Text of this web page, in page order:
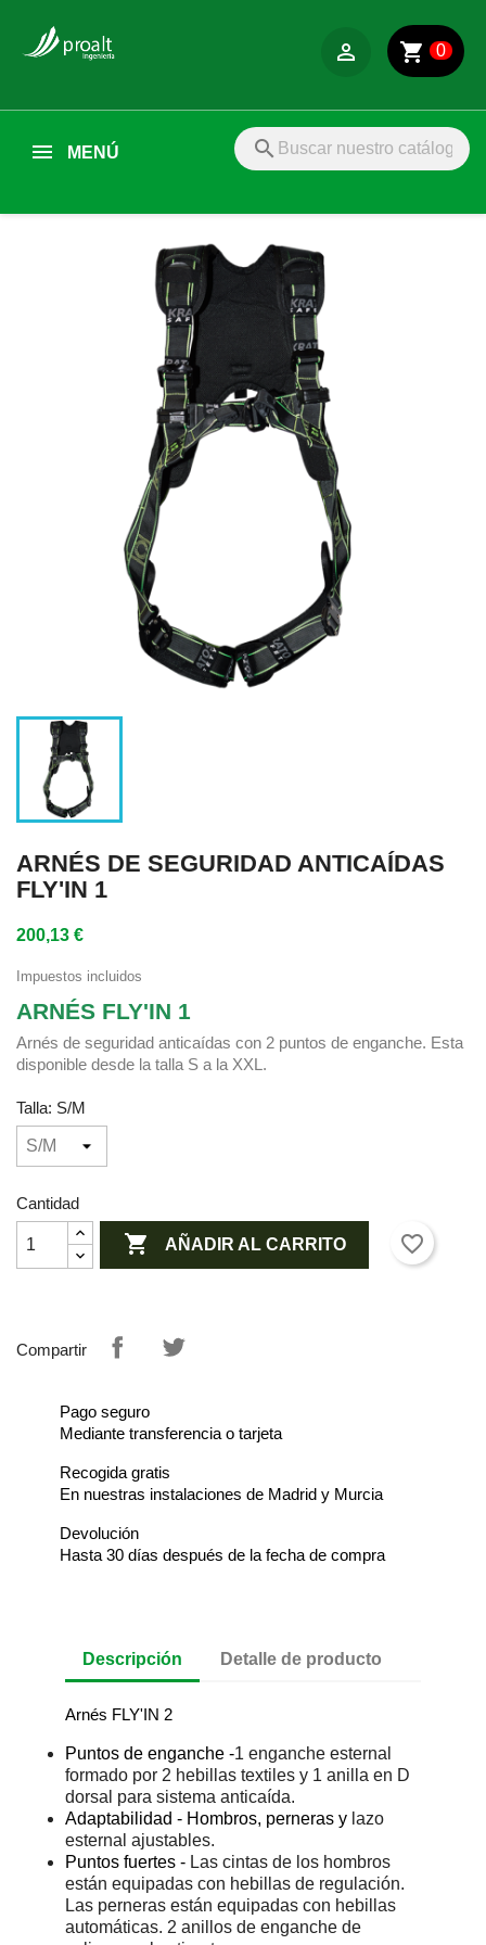
shopping_cart 0

search
MENÚ
ARNÉS DE SEGURIDAD ANTICAÍDAS
FLY'IN 1
200,13 €
Impuestos incluidos
ARNÉS FLY'IN 1
Arnés de seguridad anticaídas con 2 puntos de enganche. Esta
disponible desde la talla S a la XXL.
Talla: S/M
Cantidad
 AÑADIR AL CARRITO favorite_border
Compartir
Pago seguro
Mediante transferencia o tarjeta
Recogida gratis
En nuestras instalaciones de Madrid y Murcia
Devolución
Hasta 30 días después de la fecha de compra
Descripción Detalle de producto
Arnés FLY'IN 2
Puntos de enganche -1 enganche esternal
formado por 2 hebillas textiles y 1 anilla en D
dorsal para sistema anticaída.
Adaptabilidad - Hombros, perneras y lazo
esternal ajustables.
Puntos fuertes - Las cintas de los hombros
están equipadas con hebillas de regulación.
Las perneras están equipadas con hebillas
automáticas. 2 anillos de enganche de